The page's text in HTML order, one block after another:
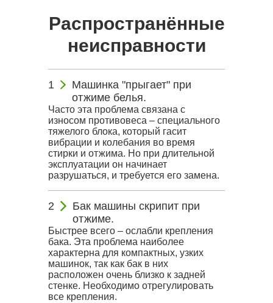
Распространённые
неисправности
Машинка "прыгает" при
отжиме белья.
Часто эта проблема связана с
износом противовеса – специального
тяжелого блока, который гасит
вибрации и колебания во время
стирки и отжима. Но при длительной
эксплуатации он начинает
разрушаться, и требуется его замена.
Бак машины скрипит при
отжиме.
Быстрее всего – ослабли крепления
бака. Эта проблема наиболее
характерна для компактных, узких
машинок, так как бак в них
расположен очень близко к задней
стенке. Необходимо отрегулировать
все крепления.